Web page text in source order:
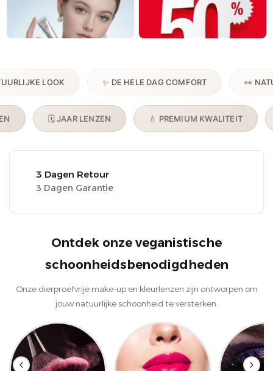
LOOK ✨ DE HELE DAG COMFORT 👀
🗓️ JAAR LENZEN 💧 PREMIUM KWALITEIT
3 Dagen Retour
3 Dagen Garantie
Ontdek onze veganistische
schoonheidsbenodigdheden
Onze dierproefvrije make-up en kleurlenzen zijn ontworpen om
jouw natuurlijke schoonheid te versterken.